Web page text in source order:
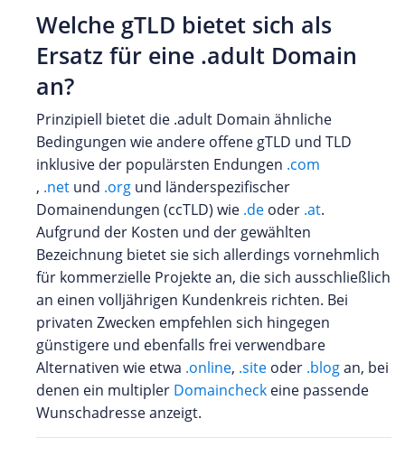
Welche gTLD bietet sich als
Ersatz für eine .adult Domain
an?
Prinzipiell bietet die .adult Domain ähnliche
Bedingungen wie andere offene gTLD und TLD
inklusive der populärsten Endungen .com
, .net und .org und länderspezifischer
Domainendungen (ccTLD) wie .de oder .at.
Aufgrund der Kosten und der gewählten
Bezeichnung bietet sie sich allerdings vornehmlich
für kommerzielle Projekte an, die sich ausschließlich
an einen volljährigen Kundenkreis richten. Bei
privaten Zwecken empfehlen sich hingegen
günstigere und ebenfalls frei verwendbare
Alternativen wie etwa .online, .site oder .blogan, bei
denen ein multipler Domaincheck eine passende
Wunschadresse anzeigt.